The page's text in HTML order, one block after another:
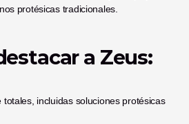
protésicas tradicionales.
a Zeus:
incluidas soluciones protésicas